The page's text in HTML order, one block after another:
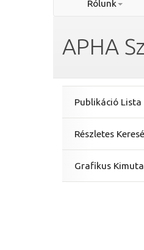
Rólunk
APHA
Publikáció Lista
Részletes
Grafikus